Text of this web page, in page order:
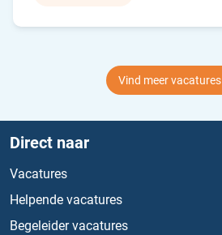
Vind meer vacatures
Direct naar
Vacatures
Helpende vacatures
Begeleider vacatures